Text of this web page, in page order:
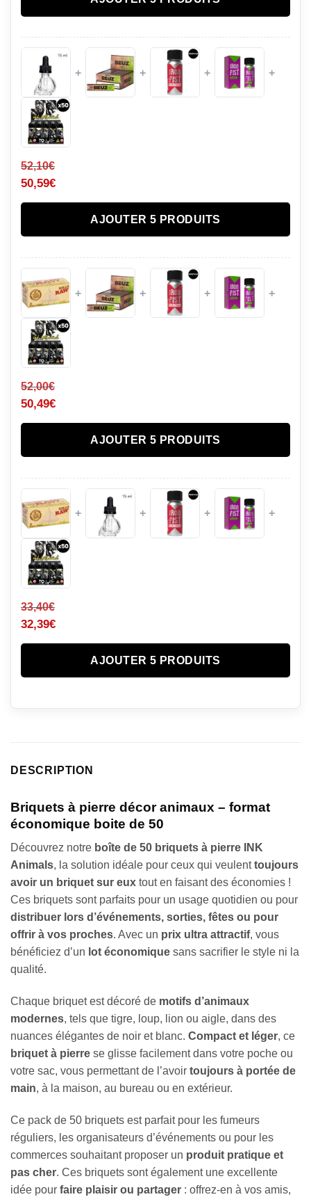
+ + + +
52,10€
50,59€
AJOUTER 5 PRODUITS
+ + + +
52,00€
50,49€
AJOUTER 5 PRODUITS
+ + + +
33,40€
32,39€
AJOUTER 5 PRODUITS
DESCRIPTION
Briquets à pierre décor animaux – format
économique boite de 50
Découvrez notre boîte de 50 briquets à pierre INK
Animals, la solution idéale pour ceux qui veulenttoujours
avoir un briquet sur eux tout en faisant des économies !
Ces briquets sont parfaits pour un usage quotidien ou pour
distribuer lors d’événements, sorties, fêtes ou pour
offrir à vos proches. Avec un prix ultra attractif, vous
bénéficiez d’un lot économique sans sacrifier le style ni la
qualité.
Chaque briquet est décoré de motifs d’animaux
modernes, tels que tigre, loup, lion ou aigle, dans des
nuances élégantes de noir et blanc. Compact et léger, ce
briquet à pierre se glisse facilement dans votre poche ou
votre sac, vous permettant de l’avoir toujours à portée de
main, à la maison, au bureau ou en extérieur.
Ce pack de 50 briquets est parfait pour les fumeurs
réguliers, les organisateurs d’événements ou pour les
commerces souhaitant proposer un produit pratique et
pas cher. Ces briquets sont également une excellente
idée pour faire plaisir ou partager : offrez-en à vos amis,